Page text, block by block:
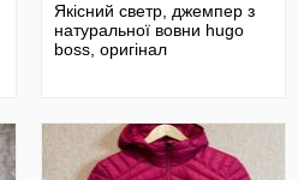
Якісний светр, джемпер з
натуральної вовни hugo
boss, оригінал